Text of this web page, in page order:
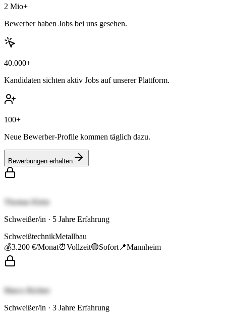
2 Mio+
Bewerber haben Jobs bei uns gesehen.
40.000+
Kandidaten sichten aktiv Jobs auf unserer Plattform.
100+
Neue Bewerber-Profile kommen täglich dazu.
Bewerbungen erhalten
Thomas Klein
Schweißer/in · 5 Jahre Erfahrung
SchweißtechnikMetallbau
💰3.200 €/Monat⏰Vollzeit🟢Sofort 📍Mannheim
Marco Richter
Schweißer/in · 3 Jahre Erfahrung